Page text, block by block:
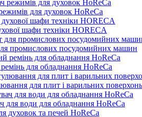
для духовок HoReCa
шафи техніки HORECA
промислових посудомийних машин
для обладнання HoReCa
для плит і варильних
для води для обладнання HoReCa